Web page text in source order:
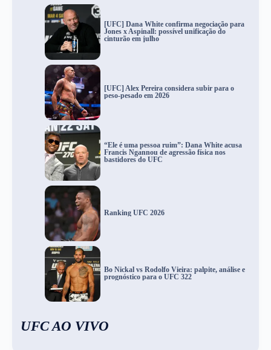
[UFC] Dana White confirma negociação para
Jones x Aspinall: possível unificação do
cinturão em julho
[UFC] Alex Pereira considera subir para o
peso-pesado em 2026
“Ele é uma pessoa ruim”: Dana White acusa
Francis Ngannou de agressão física nos
bastidores do UFC
Ranking UFC 2026
Bo Nickal vs Rodolfo Vieira: palpite, análise e
prognóstico para o UFC 322
UFC AO VIVO